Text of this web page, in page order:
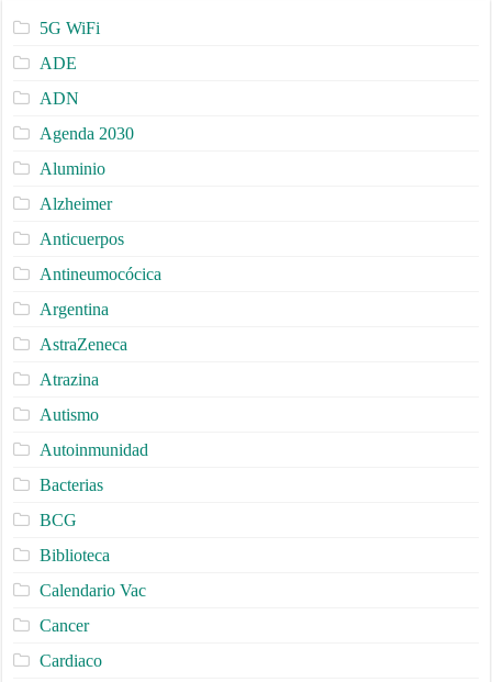
5G WiFi
ADE
ADN
Agenda 2030
Aluminio
Alzheimer
Anticuerpos
Antineumocócica
Argentina
AstraZeneca
Atrazina
Autismo
Autoinmunidad
Bacterias
BCG
Biblioteca
Calendario Vac
Cancer
Cardiaco